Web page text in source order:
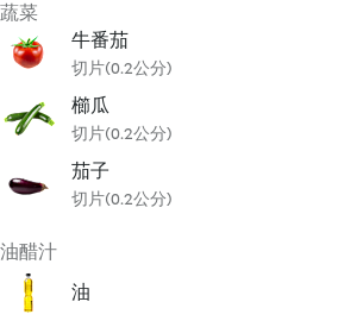
蔬菜
牛番茄
切片(0.2公分)
櫛瓜
切片(0.2公分)
茄子
切片(0.2公分)
油醋汁
油